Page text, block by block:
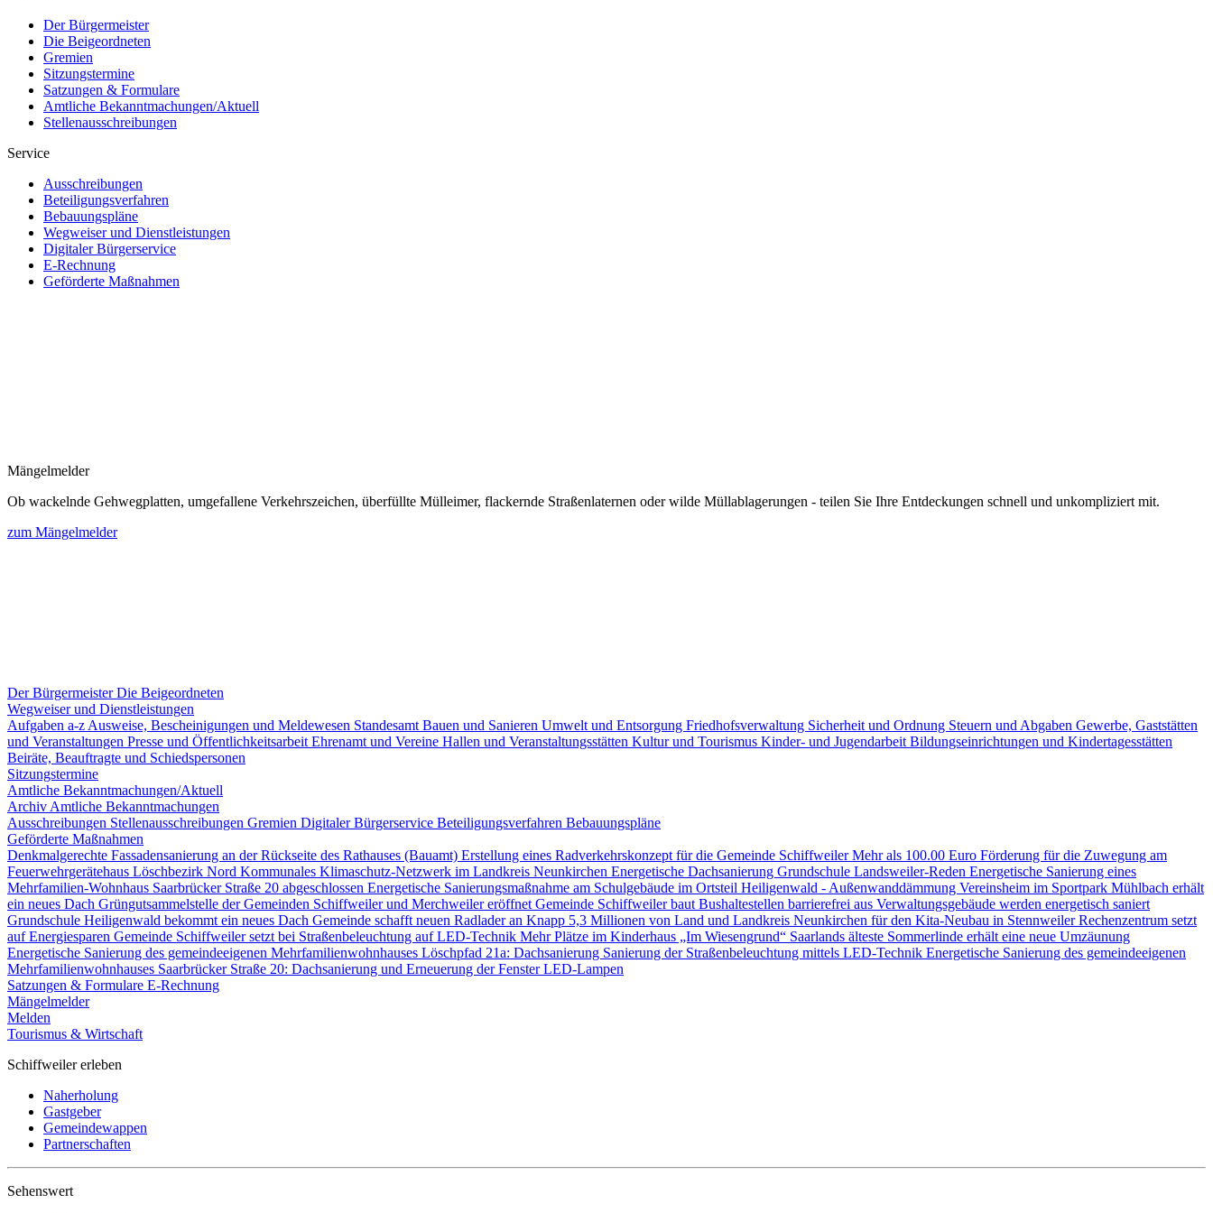
Der Bürgermeister
Die Beigeordneten
Gremien
Sitzungstermine
Satzungen & Formulare
Amtliche Bekanntmachungen/Aktuell
Stellenausschreibungen
Service
Ausschreibungen
Beteiligungsverfahren
Bebauungspläne
Wegweiser und Dienstleistungen
Digitaler Bürgerservice
E-Rechnung
Geförderte Maßnahmen
Mängelmelder
Ob wackelnde Gehwegplatten, umgefallene Verkehrszeichen, überfüllte Mülleimer, flackernde Straßenlaternen oder wilde Müllablagerungen - teilen Sie Ihre Entdeckungen schnell und unkompliziert mit.
zum Mängelmelder
Der BürgermeisterDie Beigeordneten
Wegweiser und Dienstleistungen
Aufgaben a-z Ausweise, Bescheinigungen und Meldewesen Standesamt Bauen und Sanieren Umwelt und Entsorgung Friedhofsverwaltung Sicherheit und Ordnung Steuern und Abgaben Gewerbe, Gaststätten
und Veranstaltungen Presse und Öffentlichkeitsarbeit Ehrenamt und Vereine Hallen und Veranstaltungsstätten Kultur und Tourismus Kinder- und Jugendarbeit Bildungseinrichtungen und Kindertagesstätten
Beiräte, Beauftragte und Schiedspersonen
Sitzungstermine
Amtliche Bekanntmachungen/Aktuell
Archiv Amtliche Bekanntmachungen
Ausschreibungen Stellenausschreibungen Gremien Digitaler Bürgerservice Beteiligungsverfahren Bebauungspläne
Geförderte Maßnahmen
Denkmalgerechte Fassadensanierung an der Rückseite des Rathauses (Bauamt) Erstellung eines Radverkehrskonzept für die Gemeinde SchiffweilerMehr als 100.00 Euro Förderung für die Zuwegung am
Feuerwehrgerätehaus Löschbezirk Nord Kommunales Klimaschutz-Netzwerk im Landkreis Neunkirchen Energetische Dachsanierung Grundschule Landsweiler-Reden Energetische Sanierung eines
Mehrfamilien-Wohnhaus Saarbrücker Straße 20 abgeschlossen Energetische Sanierungsmaßnahme am Schulgebäude im Ortsteil Heiligenwald - Außenwanddämmung Vereinsheim im Sportpark Mühlbach erhält
ein neues Dach Grüngutsammelstelle der Gemeinden Schiffweiler und Merchweiler eröffnet Gemeinde Schiffweiler baut Bushaltestellen barrierefrei aus Verwaltungsgebäude werden energetisch saniert
Grundschule Heiligenwald bekommt ein neues Dach Gemeinde schafft neuen Radlader an Knapp 5,3 Millionen von Land und Landkreis Neunkirchen für den Kita-Neubau in StennweilerRechenzentrum setzt
auf Energiesparen Gemeinde Schiffweiler setzt bei Straßenbeleuchtung auf LED-Technik Mehr Plätze im Kinderhaus „Im Wiesengrund“ Saarlands älteste Sommerlinde erhält eine neue Umzäunung
Energetische Sanierung des gemeindeeigenen Mehrfamilienwohnhauses Löschpfad 21a: Dachsanierung Sanierung der Straßenbeleuchtung mittels LED-Technik Energetische Sanierung des gemeindeeigenen
Mehrfamilienwohnhauses Saarbrücker Straße 20: Dachsanierung und Erneuerung der FensterLED-Lampen
Satzungen & Formulare E-Rechnung
Mängelmelder
Melden
Tourismus & Wirtschaft
Schiffweiler erleben
Naherholung
Gastgeber
Gemeindewappen
Partnerschaften
Sehenswert